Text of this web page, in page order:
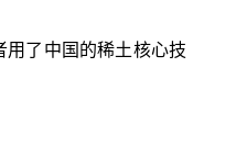
用了中国的稀土核心技